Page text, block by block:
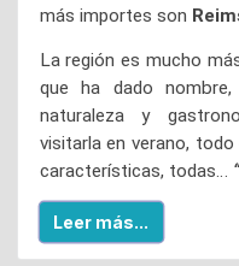
más importes son
La región es mucho
que ha dado
naturaleza y
visitarla en verano,
características, todas…
Leer más...